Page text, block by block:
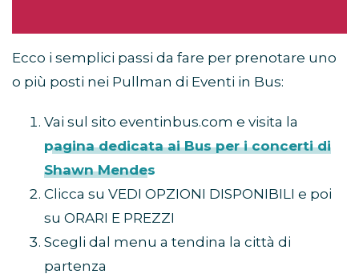
Ecco i semplici passi da fare per prenotare uno
o più posti nei Pullman di Eventi in Bus:
Vai sul sito eventinbus.com e visita la
pagina dedicata ai Bus per i concerti di
Shawn Mendes
Clicca su VEDI OPZIONI DISPONIBILI e poi
su ORARI E PREZZI
Scegli dal menu a tendina la città di
partenza